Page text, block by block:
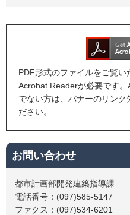
PDF形式のファイルをご覧
Acrobat Readerが必要です
でない方は、バナーのリンク
ださい。
お問い合わせ
都市計画部開発建築指導課
電話番号：(097)585-5147
ファクス：(097)534-6201